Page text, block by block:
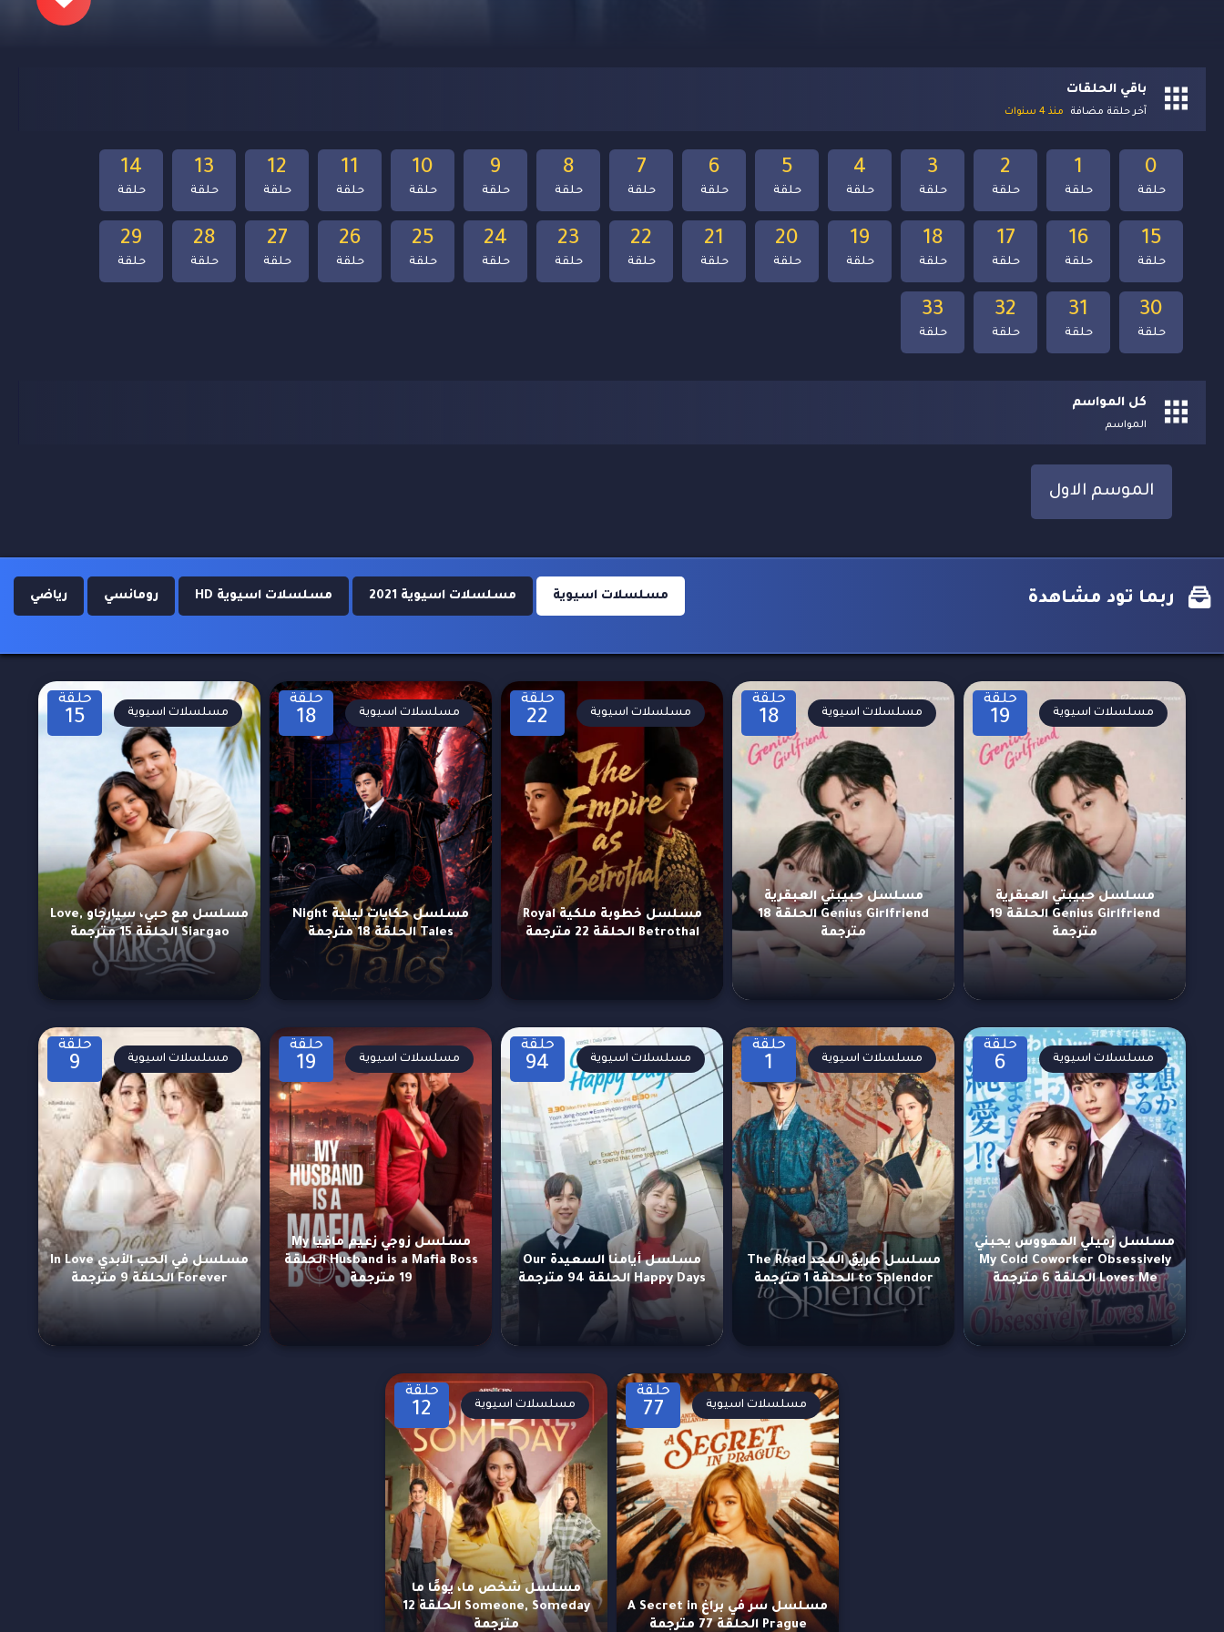
باقي الحلقات
آخر حلقة مضافة منذ 4 سنوات
33
حلقة
32
حلقة
31
حلقة
30
حلقة
29
حلقة
28
حلقة
27
حلقة
26
حلقة
25
حلقة
24
حلقة
23
حلقة
22
حلقة
21
حلقة
20
حلقة
19
حلقة
18
حلقة
17
حلقة
16
حلقة
15
حلقة
14
حلقة
13
حلقة
12
حلقة
11
حلقة
10
حلقة
9
حلقة
8
حلقة
7
حلقة
6
حلقة
5
حلقة
4
حلقة
3
حلقة
2
حلقة
1
حلقة
0
حلقة
كل المواسم
المواسم
الموسم الاول
ربما تود مشاهدة مسلسلات اسيوية مسلسلات اسيوية 2021 مسلسلات اسيوية HD رومانسي رياضي
حلقة
19
مسلسل حبيبتي العبقرية
Genius Girlfriend الحلقة 19
مترجمة
مسلسلات اسيوية
حلقة
18
مسلسل حبيبتي العبقرية
Genius Girlfriend الحلقة 18
مترجمة
مسلسلات اسيوية
حلقة
22
مسلسل خطوبة ملكية Royal
Betrothal الحلقة 22 مترجمة
مسلسلات اسيوية
حلقة
18
مسلسل حكايات ليلية Night
Tales الحلقة 18 مترجمة
مسلسلات اسيوية
حلقة
15
مسلسل مع حبي، سيارجاو Love,
Siargao الحلقة 15 مترجمة
مسلسلات اسيوية
حلقة
6
مسلسل زميلي المهووس يحبني
My Cold Coworker Obsessively
Loves Me الحلقة 6 مترجمة
مسلسلات اسيوية
حلقة
1
مسلسل طريق المجد The Road
to Splendor الحلقة 1 مترجمة
مسلسلات اسيوية
حلقة
94
مسلسل أيامنا السعيدة Our
Happy Days الحلقة 94 مترجمة
مسلسلات اسيوية
حلقة
19
مسلسل زوجي زعيم مافيا My
Husband is a Mafia Boss الحلقة
19 مترجمة
مسلسلات اسيوية
حلقة
9
مسلسل في الحب الأبدي In Love
Forever الحلقة 9 مترجمة
مسلسلات اسيوية
حلقة
77
مسلسل سر في براغ A Secret in
Prague الحلقة 77 مترجمة
مسلسلات اسيوية
حلقة
12
مسلسل شخص ما، يومًا ما
Someone, Someday الحلقة 12
مترجمة
مسلسلات اسيوية